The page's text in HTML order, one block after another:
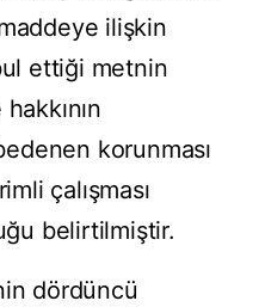
maddeye ilişkin
ettiği metnin
korunması
çalışması
belirtilmiştir.
dördüncü